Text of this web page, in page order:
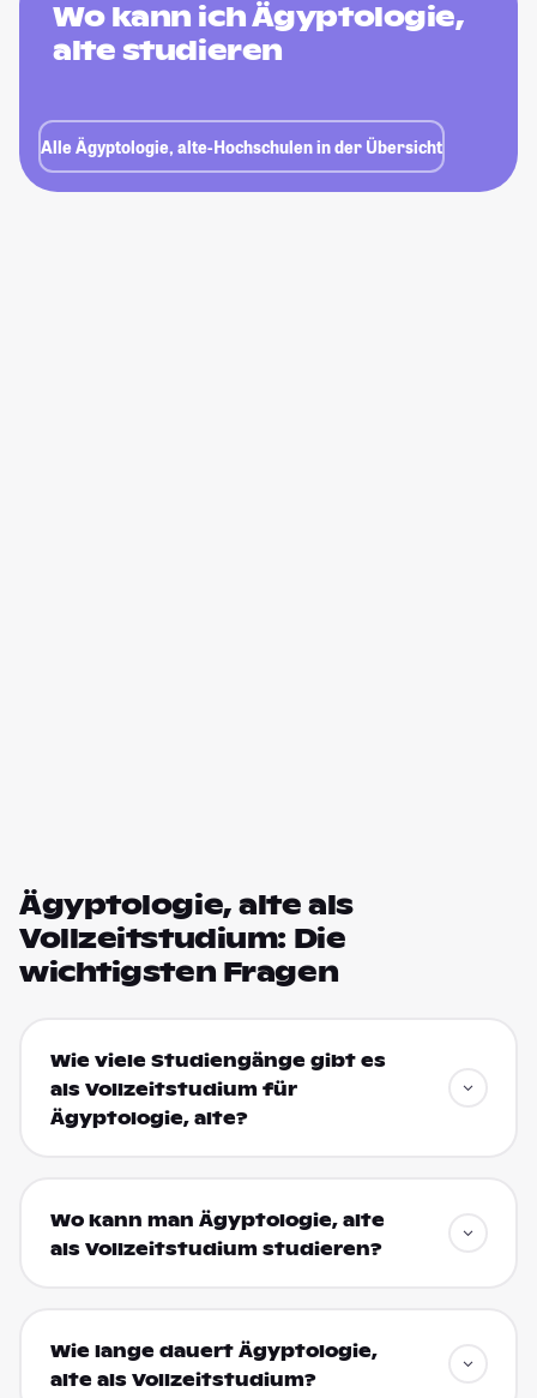
Wo kann ich Ägyptologie,
alte studieren
Alle Ägyptologie, alte-Hochschulen in der Übersicht
Ägyptologie, alte als
Vollzeitstudium: Die
wichtigsten Fragen
Wie viele Studiengänge gibt es
als Vollzeitstudium für
Ägyptologie, alte?
Wo kann man Ägyptologie, alte
als Vollzeitstudium studieren?
Wie lange dauert Ägyptologie,
alte als Vollzeitstudium?